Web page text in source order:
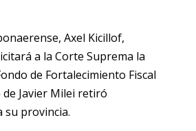
Axel Kicillof,
a la Corte Suprema la
de Fortalecimiento Fiscal
Javier Milei retiró
su provincia.